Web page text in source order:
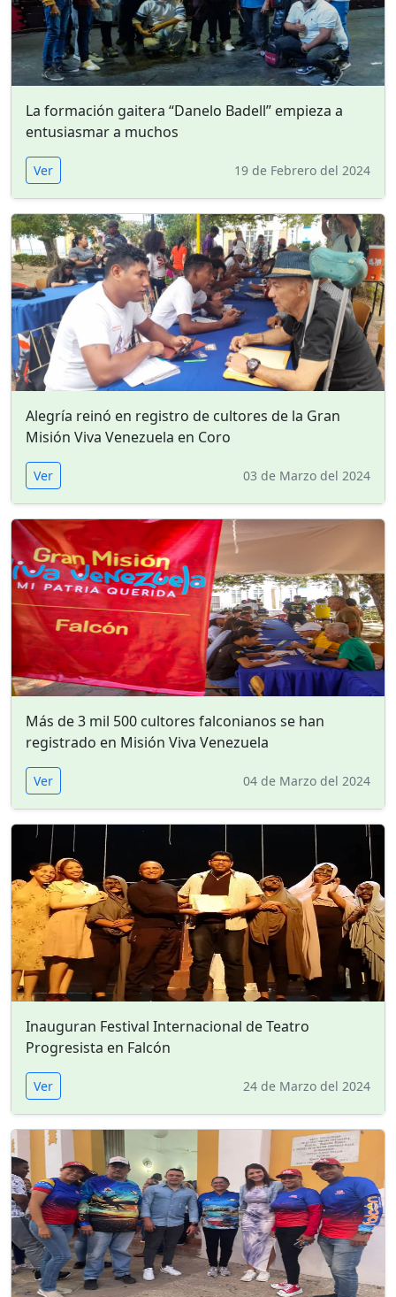
La formación gaitera “Danelo Badell” empieza a
entusiasmar a muchos
Ver 19 de Febrero del 2024
Alegría reinó en registro de cultores de la Gran
Misión Viva Venezuela en Coro
Ver 03 de Marzo del 2024
Más de 3 mil 500 cultores falconianos se han
registrado en Misión Viva Venezuela
Ver 04 de Marzo del 2024
Inauguran Festival Internacional de Teatro
Progresista en Falcón ⁣
Ver 24 de Marzo del 2024